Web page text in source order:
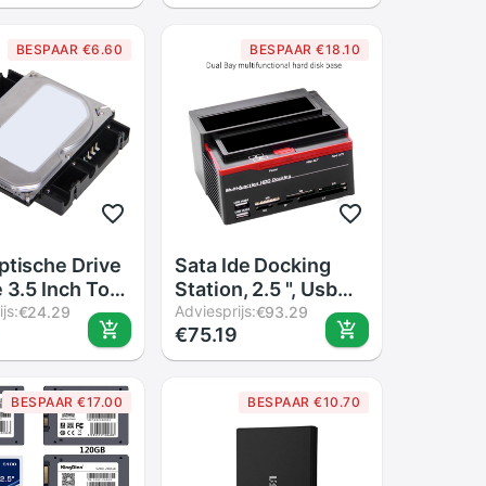
Clone
Plug
Simulatie
Voor Musical
BESPAAR €6.60
Drive
3.5 Inch Tot
Ssd 8Cm
Adapter
Harde
voor
€24.29
BESPAAR €18.10
Sata Ide Docking
Station, 2.5 ", Usb
3.5 Clone Behuizing,
2 Poorten,
ms/M2/Xd/Cf/Tf
USB2.0 Slot Hub
Adviesprijs:€93.29
€75.19
BESPAAR €17.00 BESPAAR €10.70